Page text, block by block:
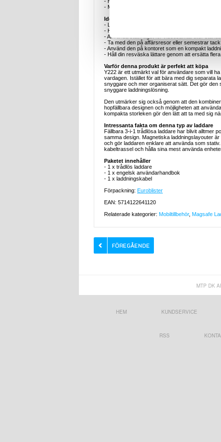
- Modell: Y222
Idealiska användningsexempel
- Ladda din iPhone, Apple Watch och AirPods
- Håll skrivbordet snyggare med en kompakt
- Använda stativläget för videosamtal eller
- Ta med den på affärsresor eller semestrar
- Använd den på kontoret som en kompakt
- Håll din resväska lättare genom att ersätta
Varför denna produkt är perfekt att köpa
Y222 är ett utmärkt val för användare som vill
vardagen. Istället för att bära med dig separata
snyggare och mer organiserat sätt. Det gör
snyggare laddningslösning.
Den utmärker sig också genom att den
hopfällbara designen och möjligheten att
kompakta storleken gör den lätt att ta med sig
Intressanta fakta om denna typ av laddare
Fällbara 3-i-1 trådlösa laddare har blivit alltmer
samma design. Magnetiska laddningslayouter
och gör laddaren enklare att använda som
kabeltrassel och hålla sina mest använda
Paketet innehåller
- 1 x trådlös laddare
- 1 x engelsk användarhandbok
- 1 x laddningskabel
Förpackning: Euroblister
EAN: 5714122641120
Relaterade kategorier: Mobiltillbehör, Magsafe
MTP DK
HEM KUNDSERVICE
RSS